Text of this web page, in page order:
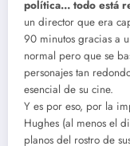
política… todo está
un director que era
90 minutos gracias a
normal pero que se
personajes tan
esencial de su cine.
Y es por eso, por la
Hughes (al menos el
planos del rostro de